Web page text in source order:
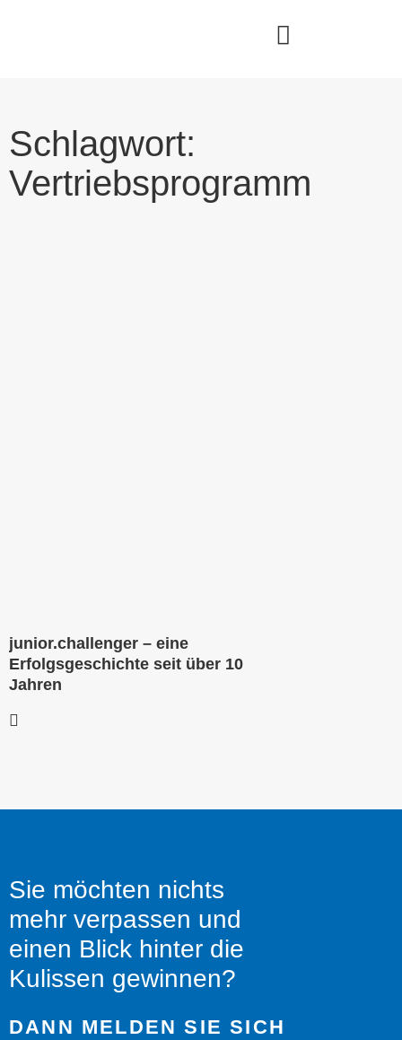
Schlagwort:
Vertriebsprogramm
junior.challenger – eine
Erfolgsgeschichte seit über 10
Jahren
Sie möchten nichts
mehr verpassen und
einen Blick hinter die
Kulissen gewinnen?
DANN MELDEN SIE SICH